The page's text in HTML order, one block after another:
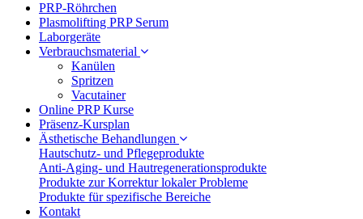
PRP-Röhrchen
Plasmolifting PRP Serum
Laborgeräte
Verbrauchsmaterial
Kanülen
Spritzen
Vacutainer
Online PRP Kurse
Präsenz-Kursplan
Ästhetische Behandlungen
Hautschutz- und Pflegeprodukte
Anti-Aging- und Hautregenerationsprodukte
Produkte zur Korrektur lokaler Probleme
Produkte für spezifische Bereiche
Kontakt